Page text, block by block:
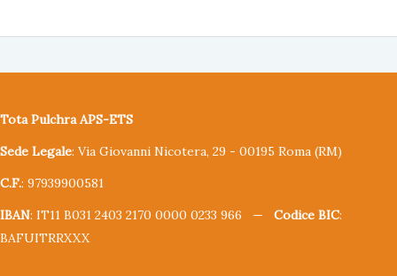
Tota Pulchra APS-ETS
Sede Legale: Via Giovanni Nicotera, 29 - 00195 Roma (RM)
C.F.: 97939900581
IBAN: IT11 B031 2403 2170 0000 0233 966 — Codice BIC:
BAFUITRRXXX